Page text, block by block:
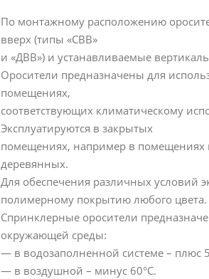
По монтажному расположению
вверх (типы «СВВ»
и «ДВВ») и устанавливаемые
Оросители предназначены для
помещениях,
соответствующих климатическому
Эксплуатируются в закрытых
помещениях, например в помещениях
деревянных.
Для обеспечения различных условий
полимерному покрытию любого цвета.
Спринклерные оросители
окружающей среды:
— в водозаполненной системе – плюс
— в воздушной – минус 60°С.